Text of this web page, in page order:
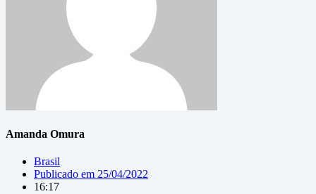
Amanda Omura
Brasil
Publicado em 25/04/2022
16:17